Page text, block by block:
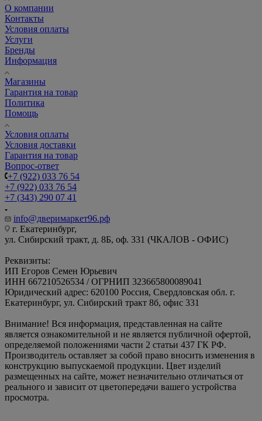
О компании
Контакты
Условия оплаты
Услуги
Бренды
Информация
Магазины
Гарантия на товар
Политика
Помощь
Условия оплаты
Условия доставки
Гарантия на товар
Вопрос-ответ
+7 (922) 033 76 54
+7 (922) 033 76 54
+7 (343) 290 07 41
info@дверимаркет96.рф
г. Екатеринбург,
ул. Сибирский тракт, д. 8Б, оф. 331 (ЧКАЛОВ - ОФИС)
Реквизиты:
ИП Егоров Семен Юрьевич
ИНН 667210526534 / ОГРНИП 323665800089041
Юридический адрес: 620100 Россия, Свердловская обл. г.
Екатеринбург, ул. Сибирский тракт 8б, офис 331
Внимание! Вся информация, представленная на сайте
является ознакомительной и не является публичной офертой,
определяемой положениями части 2 статьи 437 ГК РФ.
Производитель оставляет за собой право вносить изменения в
конструкцию выпускаемой продукции. Цвет изделий
размещенных на сайте, может незначительно отличаться от
реального и зависит от цветопередачи вашего устройства
просмотра.